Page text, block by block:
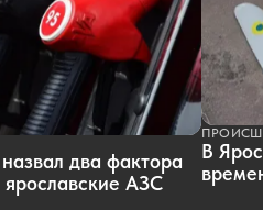
два фактора
ярославские АЗС
В